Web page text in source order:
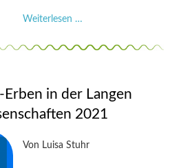
Weiterlesen …
Dialog
Gegenstand"
Melanie
Erben
Erben in der Langen
2021
Von Luisa Stuhr